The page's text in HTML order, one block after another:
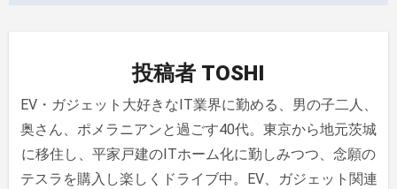
ン
投稿者 TOSHI
EV・ガジェット大好きなIT業界に勤める、男の子二人、
奥さん、ポメラニアンと過ごす40代。東京から地元茨城
に移住し、平家戸建のITホーム化に勤しみつつ、念願の
テスラを購入し楽しくドライブ中。EV、ガジェット関連